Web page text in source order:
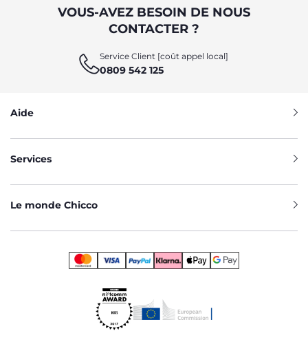
VOUS-AVEZ BESOIN DE NOUS
CONTACTER ?
Service Client [coût appel local]
0809 542 125
Aide
Services
Le monde Chicco